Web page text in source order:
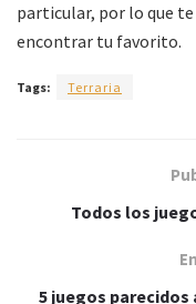
particular, por lo que
encontrar tu favorito.
Tags: Terraria
Todos los
5 juegos parecidos